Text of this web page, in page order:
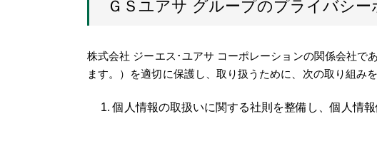
ＧＳユアサ グループのプライバシー
株式会社 ジーエス･ユアサ コーポレーションの関係会社で
ます。）を適切に保護し、取り扱うために、次の取り組みを
個人情報の取扱いに関する社則を整備し、個人情